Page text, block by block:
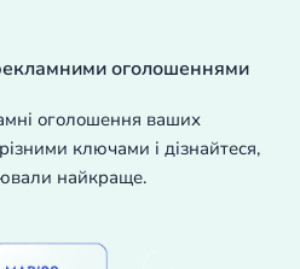
оголошеннями
оголошення ваших
ключами і дізнайтеся,
найкраще.